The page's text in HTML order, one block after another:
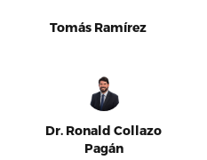
Tomás Ramírez
Dr. Ronald Collazo
Pagán